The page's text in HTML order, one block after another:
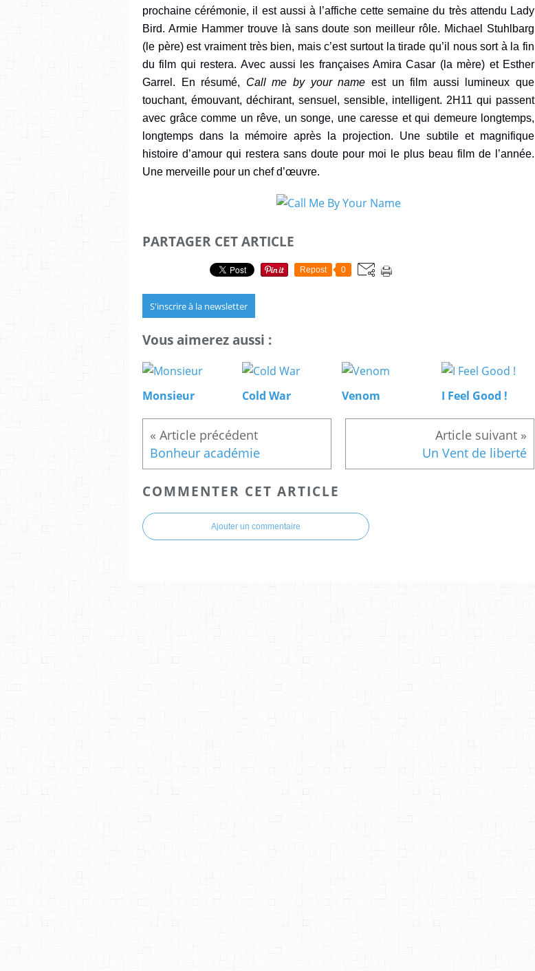
prochaine cérémonie, il est aussi à l’affiche cette semaine du très attendu Lady
Bird. Armie Hammer trouve là sans doute son meilleur rôle. Michael Stuhlbarg
(le père) est vraiment très bien, mais c’est surtout la tirade qu’il nous sort à la fin
du film qui restera. Avec aussi les françaises Amira Casar (la mère) et Esther
Garrel.
En résumé, Call me by your name est un film aussi lumineuxque
touchant, émouvant, déchirant, sensuel, sensible, intelligent. 2H11 qui passent
avec grâce comme un rêve, un songe, une caresse et qui demeure longtemps,
longtemps dans la mémoire après la projection. Une subtile et magnifique
histoire d’amour qui restera sans doute pour moi le plus beau film de l’année.
Une merveille pour un chef d’œuvre.
PARTAGER CET ARTICLE
Repost 0
S'inscrire à la newsletter
Vous aimerez aussi :
Monsieur Cold War Venom I Feel Good !
Bonheur académie Un Vent de liberté
COMMENTER CET ARTICLE
Ajouter un commentaire